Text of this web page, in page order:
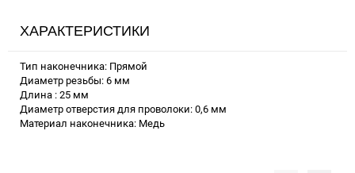
ХАРАКТЕРИСТИКИ
Тип наконечника: Прямой
Диаметр резьбы: 6 мм
Длина : 25 мм
Диаметр отверстия для проволоки: 0,6 мм
Материал наконечника: Медь